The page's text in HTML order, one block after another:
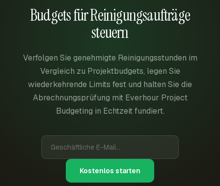
Budgets für Reinigungsaufträge
steuern
Verfolgen Sie genehmigte Reinigungsstunden im
Vergleich zu Projektbudgets, legen Sie
wiederkehrende Limits fest und halten Sie die
Abrechnungsprüfung mit Everhour Project
Budgeting in Echtzeit fundiert.
Kostenlos starten